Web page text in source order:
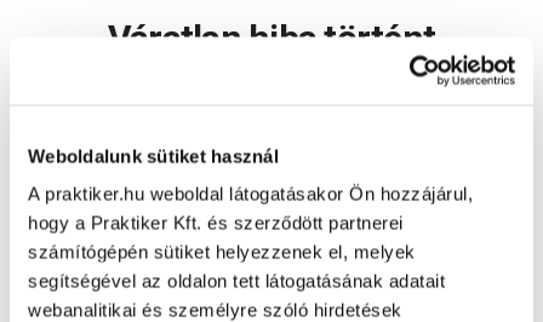
Weboldalunk sütiket használ
A praktiker.hu weboldal látogatásakor Ön hozzájárul,
hogy a Praktiker Kft. és szerződött partnerei
számítógépén sütiket helyezzenek el, melyek
segítségével az oldalon tett látogatásának adatait
webanalitikai és személyre szóló hirdetések
Váratlan hiba történt
Oldal újratöltése